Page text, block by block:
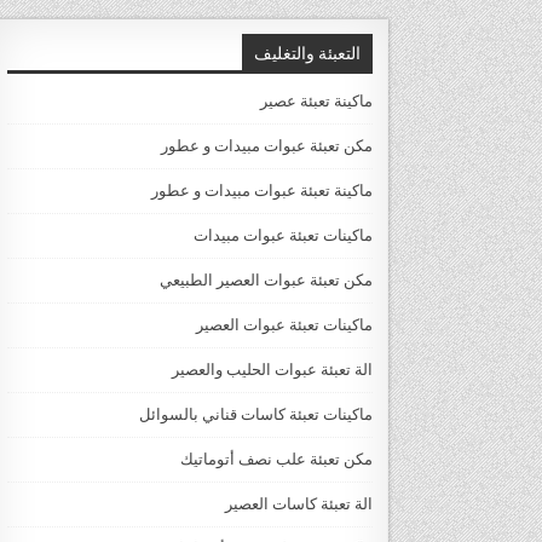
التعبئة والتغليف
ماكينة تعبئة عصير
مكن تعبئة عبوات مبيدات و عطور
ماكينة تعبئة عبوات مبيدات و عطور
ماكينات تعبئة عبوات مبيدات
مكن تعبئة عبوات العصير الطبيعي
ماكينات تعبئة عبوات العصير
الة تعبئة عبوات الحليب والعصير
ماكينات تعبئة كاسات قناني بالسوائل
مكن تعبئة علب نصف أتوماتيك
الة تعبئة كاسات العصير